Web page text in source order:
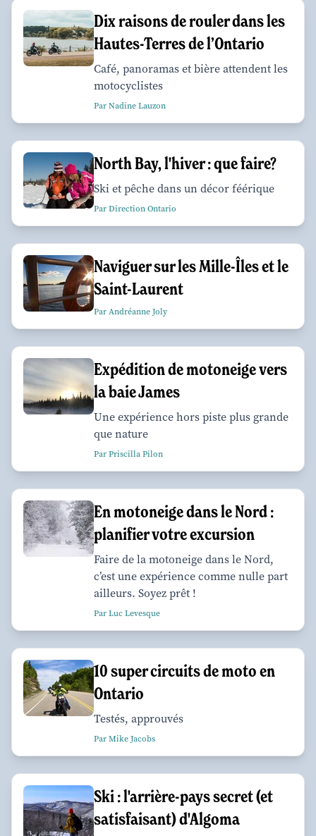
Dix raisons de rouler dans les
Hautes-Terres de l’Ontario
Café, panoramas et bière attendent les
motocyclistes
Par Nadine Lauzon
North Bay, l'hiver : que faire?
Ski et pêche dans un décor féérique
Par Direction Ontario
Naviguer sur les Mille-Îles et le
Saint-Laurent
Par Andréanne Joly
Expédition de motoneige vers
la baie James
Une expérience hors piste plus grande
que nature
Par Priscilla Pilon
En motoneige dans le Nord :
planifier votre excursion
Faire de la motoneige dans le Nord,
c’est une expérience comme nulle part
ailleurs. Soyez prêt !
Par Luc Levesque
10 super circuits de moto en
Ontario
Testés, approuvés
Par Mike Jacobs
Ski : l'arrière-pays secret (et
satisfaisant) d'Algoma